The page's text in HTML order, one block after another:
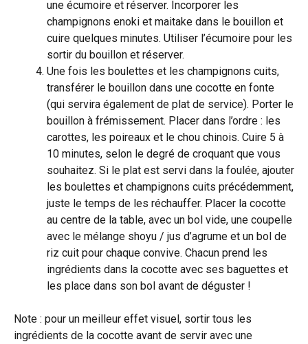
une écumoire et réserver. Incorporer les
champignons enoki et maitake dans le bouillon et
cuire quelques minutes. Utiliser l’écumoire pour les
sortir du bouillon et réserver.
Une fois les boulettes et les champignons cuits,
transférer le bouillon dans une cocotte en fonte
(qui servira également de plat de service). Porter le
bouillon à frémissement. Placer dans l’ordre : les
carottes, les poireaux et le chou chinois. Cuire 5 à
10 minutes, selon le degré de croquant que vous
souhaitez. Si le plat est servi dans la foulée, ajouter
les boulettes et champignons cuits précédemment,
juste le temps de les réchauffer. Placer la cocotte
au centre de la table, avec un bol vide, une coupelle
avec le mélange shoyu / jus d’agrume et un bol de
riz cuit pour chaque convive. Chacun prend les
ingrédients dans la cocotte avec ses baguettes et
les place dans son bol avant de déguster !
Note : pour un meilleur effet visuel, sortir tous les
ingrédients de la cocotte avant de servir avec une